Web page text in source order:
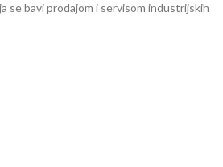
se bavi prodajom i servisom industrijskih